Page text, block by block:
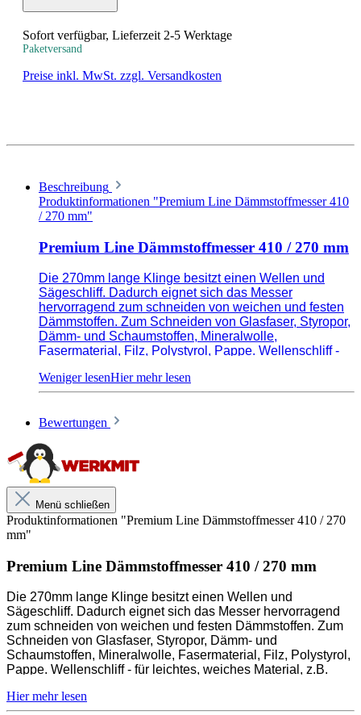
Sofort verfügbar, Lieferzeit 2-5 Werktage
Paketversand
Preise inkl. MwSt. zzgl. Versandkosten
Beschreibung
Produktinformationen "Premium Line Dämmstoffmesser 410
/ 270 mm"
Premium Line Dämmstoffmesser 410 / 270 mm
Die 270mm lange Klinge besitzt einen Wellen und
Sägeschliff. Dadurch eignet sich das Messer
hervorragend zum schneiden von weichen und festen
Dämmstoffen. Zum Schneiden von Glasfaser, Styropor,
Dämm- und Schaumstoffen, Mineralwolle,
Fasermaterial, Filz, Polystyrol, Pappe. Wellenschliff -
Sägeschliff - für dichtes und hartes Material, z.B.
Styropor.
Sägeschliff für feste und harte Dämmstoffe
Aus rostfreiem Stahl gefertigt
Lieferumfang inkl. Messerscheide mit
Gürtelschlaufe
Unsere anwendungstechnischen Empfehlungen dienen der
Unterstützung des Käufers bzw. Verarbeiters.
Bewertungen
Menü schließen
Produktinformationen "Premium Line Dämmstoffmesser 410 / 270
mm"
Premium Line Dämmstoffmesser 410 / 270 mm
Die 270mm lange Klinge besitzt einen Wellen und
Sägeschliff. Dadurch eignet sich das Messer hervorragend
zum schneiden von weichen und festen Dämmstoffen. Zum
Schneiden von Glasfaser, Styropor, Dämm- und
Schaumstoffen, Mineralwolle, Fasermaterial, Filz, Polystyrol,
Pappe. Wellenschliff - für leichtes, weiches Material, z.B.
Styropor.